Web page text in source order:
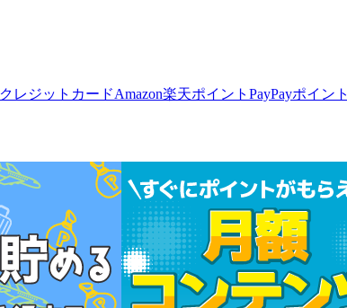
クレジットカードAmazon楽天ポイント PayPayポイント